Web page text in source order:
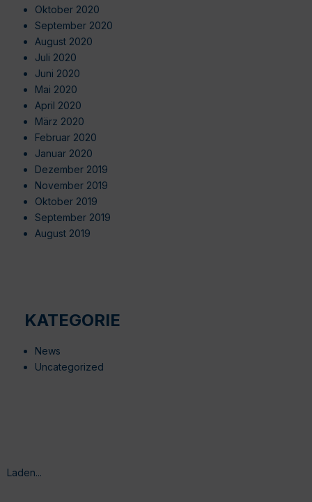
Oktober 2020
September 2020
August 2020
Juli 2020
Juni 2020
Mai 2020
April 2020
März 2020
Februar 2020
Januar 2020
Dezember 2019
November 2019
Oktober 2019
September 2019
August 2019
KATEGORIE
News
Uncategorized
Laden...